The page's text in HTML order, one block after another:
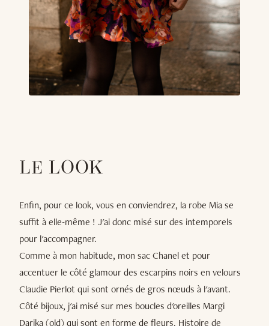
LE LOOK
Enfin, pour ce look, vous en conviendrez, la robe Mia se
suffit à elle-même ! J'ai donc misé sur des intemporels
pour l'accompagner.
Comme à mon habitude, mon sac Chanel et pour
accentuer le côté glamour des escarpins noirs en velours
Claudie Pierlot qui sont ornés de gros nœuds à l'avant.
Côté bijoux, j'ai misé sur mes boucles d'oreilles Margi
Darika (old) qui sont en forme de fleurs. Histoire de